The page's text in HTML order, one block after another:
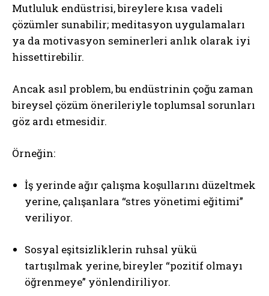
ABONE OL
Gizlilik politikasınıokudum, onaylıyorum.
Mutluluk endüstrisi, bireylere kısa vadeli
çözümler sunabilir; meditasyon uygulamaları
ya da motivasyon seminerleri anlık olarak iyi
hissettirebilir.
Ancak asıl problem, bu endüstrinin çoğu zaman
bireysel çözüm önerileriyle toplumsal sorunları
göz ardı etmesidir.
Örneğin:
İş yerinde ağır çalışma koşullarını düzeltmek
yerine, çalışanlara “stres yönetimi eğitimi”
veriliyor.
Sosyal eşitsizliklerin ruhsal yükü
tartışılmak yerine, bireyler “pozitif olmayı
öğrenmeye” yönlendiriliyor.